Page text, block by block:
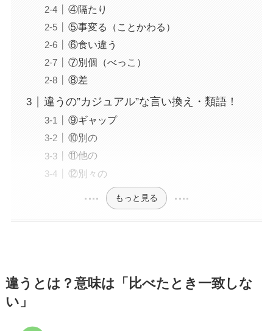
④隔たり
⑤事変る（ことかわる）
⑥食い違う
⑦別個（べっこ）
⑧差
違うの”カジュアル”な言い換え・類語！
⑨ギャップ
⑩別の
⑪他の
⑫別々の
もっと見る
違うとは？意味は「比べたとき一致しな
い」